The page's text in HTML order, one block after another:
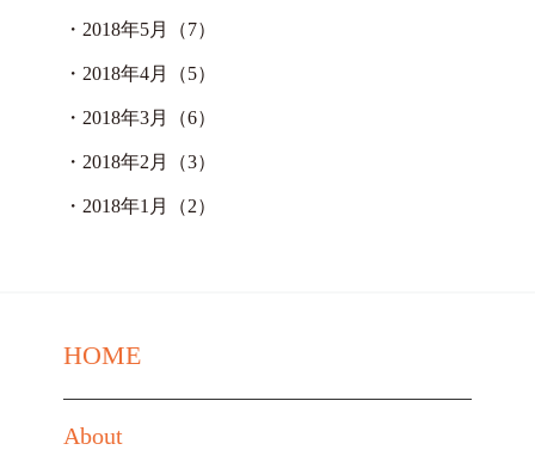
・ 2018年5月（7）
・ 2018年4月（5）
・ 2018年3月（6）
・ 2018年2月（3）
・ 2018年1月（2）
HOME
About